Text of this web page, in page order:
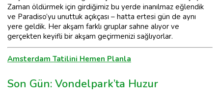
Zaman öldürmek için girdiğimiz bu yerde inanılmaz eğlendik
ve Paradiso’yu unuttuk açıkçası – hatta ertesi gün de aynı
yere geldik. Her akşam farklı gruplar sahne alıyor ve
gerçekten keyifli bir akşam geçirmenizi sağlıyorlar.
Amsterdam Tatilini Hemen Planla
Son Gün: Vondelpark’ta Huzur